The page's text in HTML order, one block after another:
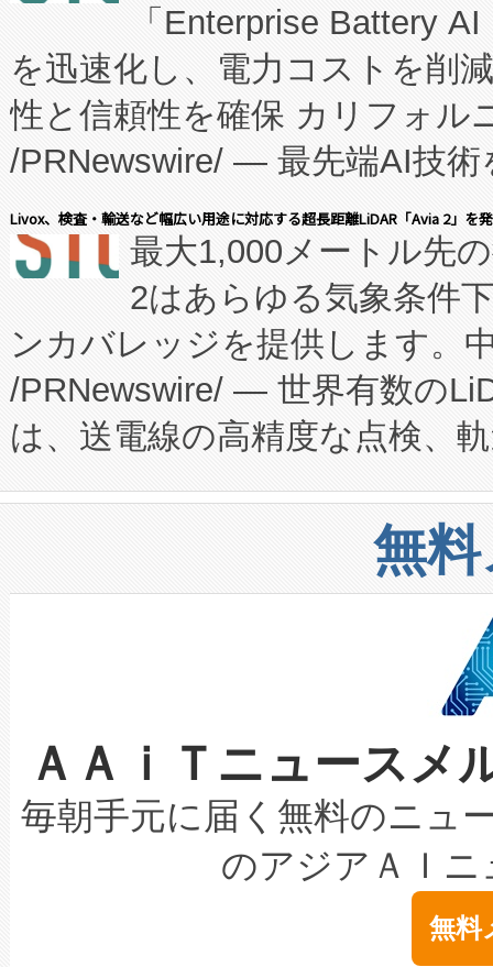
たNeXは、バイオ医薬品製造
従来のフェッドバッチ施設の
に、患者やサプライチェーン
キー方式で拡張性が高く、持
す。FCCM‑を活用した現地生
患者にとっての費用負担を大
のアクセスを大幅に拡大する
Fully-Connected Continuous
プログラムには、施設設計・
に関する技術移転および知的
構造化トレーニングカリキュ
上げおよび商用化段階におけ
設備整備および立ち上げ調整
加組織は、Enzeneのバイオ
選定された製品について、自
取得できる可能性もあります
設には、3億～4億ドルかか
最高経営責任者（CEO）であ
す。「当社のfully-connected
ームを利用すれば、6,000万
きます。この効率性は、フェ
「Enterprise Battery
を迅速化し、電力コストを削
性と信頼性を確保 カリフォル
/PRNewswire/ — 最先端AI技術
会社エーアイ・アンド：本社
President原信平）と、エンタ
ードするVoltaiqは、日本にあ
ーエネルギー貯蔵システム（
た。 Voltaiq独自のAI搭載プラ
定、統合、導入、運用に至る
安全性を追跡し、確保する事
増加しているデータセンター
る電力網に大きな負担をかけ
事業者の負担軽減という課題
系統連系を迅速にし、ピーク
限を超えて利用可能な電力容
持できるよう貢献します。こ
ービスレベル契約（SLA）違
テリー性能の劣化によるダウ
念は、現在データセンターが
ます。 Voltaiq provides a
Livox、検査・輸送など幅広い用途に対応する超長距離LiDAR「Avia 2」を
最大1,000メートル先
2はあらゆる気象条件
ンカバレッジを提供します。
/PRNewswire/ — 世界有数の
は、送電線の高精度な点検、
や穀物倉庫におけるバルク材
リューション「Avia 2」を発
したAvia 2は、1,000メート
狭視野のFOVを切り替えるこ
ケーブル、枝などの細かな対
なレーザースポットにより、
な環境下でも豊かなディテー
キロメートル範囲を検出
LiDAR for Inspections,
は1535 nmレーザーを搭載。
イズの小径化を実現すること
無
ＡＡｉＴニュース
毎朝手元に届く無料のニュ
のアジアＡＩ
無料